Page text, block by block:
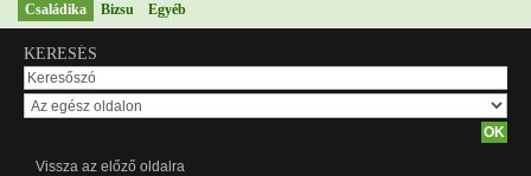
Családika
Bizsu Egyéb
KERESÉS
Vissza az előző oldalra